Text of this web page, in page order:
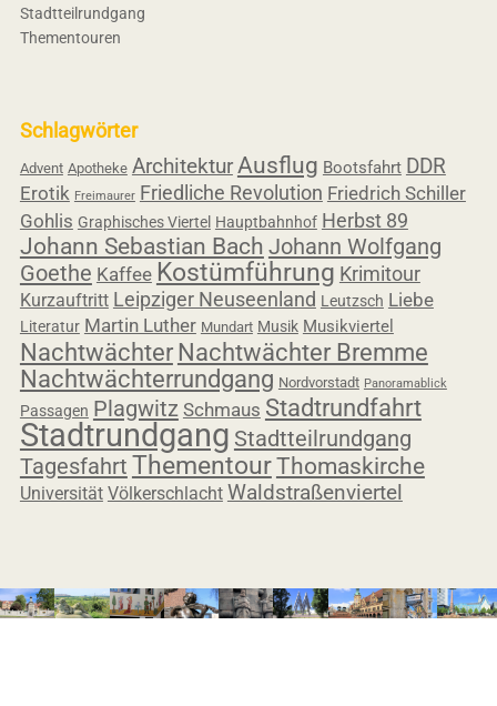
Stadtteilrundgang
Thementouren
Schlagwörter
Advent Apotheke Architektur Ausflug Bootsfahrt DDR
Erotik Freimaurer Friedliche Revolution Friedrich Schiller
Gohlis Graphisches Viertel Hauptbahnhof Herbst 89
Johann Sebastian Bach Johann Wolfgang
Goethe Kaffee Kostümführung Krimitour
Kurzauftritt Leipziger Neuseenland Leutzsch Liebe
Literatur Martin Luther Mundart Musik Musikviertel
NachtwächterNachtwächter Bremme
Nachtwächterrundgang Nordvorstadt Panoramablick
Passagen Plagwitz Schmaus Stadtrundfahrt
Stadtrundgang Stadtteilrundgang
Tagesfahrt ThementourThomaskirche
Universität Völkerschlacht Waldstraßenviertel